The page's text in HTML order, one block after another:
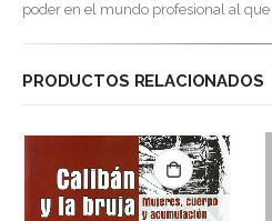
poder en el mundo profesional al que
PRODUCTOS RELACIONADOS